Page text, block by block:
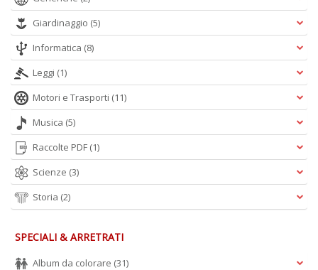
Giardinaggio (5)
Informatica (8)
Leggi (1)
Motori e Trasporti (11)
Musica (5)
Raccolte PDF (1)
Scienze (3)
Storia (2)
SPECIALI & ARRETRATI
Album da colorare (31)